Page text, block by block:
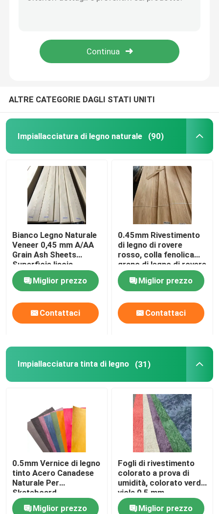
Impiallacciatura costruita di legno
Fenerie a taglio rotativo
Fascia di bordo di legno
Compensato dell'impiallacciatura del legno duro
ALTRE CATEGORIE DAGLI STATI UNITI
Impiallacciatura di legno naturale (90)
Bianco Legno Naturale
Veneer 0,45 mm A/AA
Grain Ash Sheets
Superficie liscia
Miglior prezzo
Contattaci
0.45mm Rivestimento
di legno di rovere
rosso, colla fenolica
grano di legno di rovere
naturale
Miglior prezzo
Contattaci
Impiallacciatura tinta di legno (31)
0.5mm Vernice di legno
tinto Acero Canadese
Naturale Per
Skateboard
Fingerboard
Miglior prezzo
Fogli di rivestimento
colorato a prova di
umidità, colorato verde
viola 0,5 mm
Rivestimento di legno
Miglior prezzo